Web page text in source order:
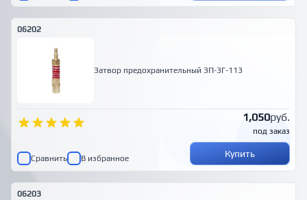
06202
Затвор предохранительный ЗП-3Г-113
1,050руб.
под заказ
Сравнить В избранное Купить
06203